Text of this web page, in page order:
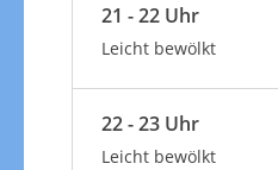
21 - 22 Uhr
Leicht bewölkt
22 - 23 Uhr
Leicht bewölkt